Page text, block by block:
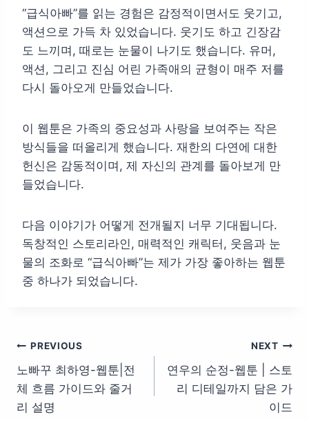
“급식아빠”를 읽는 경험은 감정적이면서도 웃기고,
액션으로 가득 차 있었습니다. 웃기도 하고 긴장감
도 느끼며, 때로는 눈물이 나기도 했습니다. 유머,
액션, 그리고 진심 어린 가족애의 균형이 매주 저를
다시 돌아오게 만들었습니다.
이 웹툰은 가족의 중요성과 사랑을 보여주는 작은
방식들을 떠올리게 했습니다. 재한의 다연에 대한
헌신은 감동적이며, 제 자신의 관계를 돌아보게 만
들었습니다.
다음 이야기가 어떻게 전개될지 너무 기대됩니다.
독창적인 스토리라인, 매력적인 캐릭터, 웃음과 눈
물의 조화로 “급식아빠”는 제가 가장 좋아하는 웹툰
중 하나가 되었습니다.
글
탐
색
PREVIOUS
노빠꾸 최하영-웹툰|전
체 흐름 가이드와 줄거
리 설명
NEXT
연우의 순정-웹툰 | 스토
리 디테일까지 담은 가
이드